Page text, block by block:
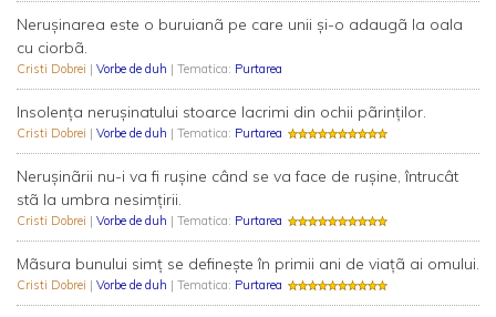
Neruşinarea este o buruianã pe care unii şi-o adaugã la oala
cu ciorbã.
Cristi Dobrei | Vorbe de duh | Tematica: Purtarea
Insolenţa neruşinatului stoarce lacrimi din ochii pãrinţilor.
Cristi Dobrei | Vorbe de duh | Tematica: Purtarea
Neruşinãrii nu-i va fi ruşine când se va face de ruşine, întrucât
stã la umbra nesimţirii.
Cristi Dobrei | Vorbe de duh | Tematica: Purtarea
Mãsura bunului simţ se defineşte în primii ani de viaţã ai omului.
Cristi Dobrei | Vorbe de duh | Tematica: Purtarea